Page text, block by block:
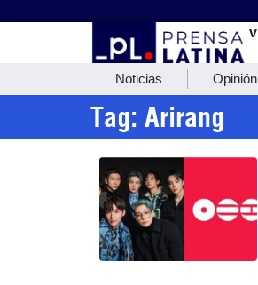
Noticias Opinión
Tag: Arirang